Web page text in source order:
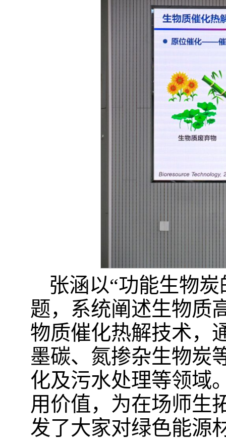
张涵以“功能生物
题，系统阐述生物质
物质催化热解技术，
墨碳、氮掺杂生物炭
化及污水处理等领域
用价值，为在场师生
发了大家对绿色能源